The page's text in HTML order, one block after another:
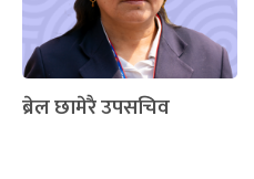
ब्रेल छामेरै उपसचिव